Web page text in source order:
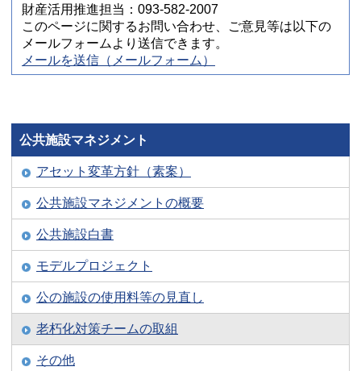
財産活用推進担当：093-582-2007
このページに関するお問い合わせ、ご意見等は以下の
メールフォームより送信できます。
メールを送信（メールフォーム）
公共施設マネジメント
アセット変革方針（素案）
公共施設マネジメントの概要
公共施設白書
モデルプロジェクト
公の施設の使用料等の見直し
老朽化対策チームの取組
その他